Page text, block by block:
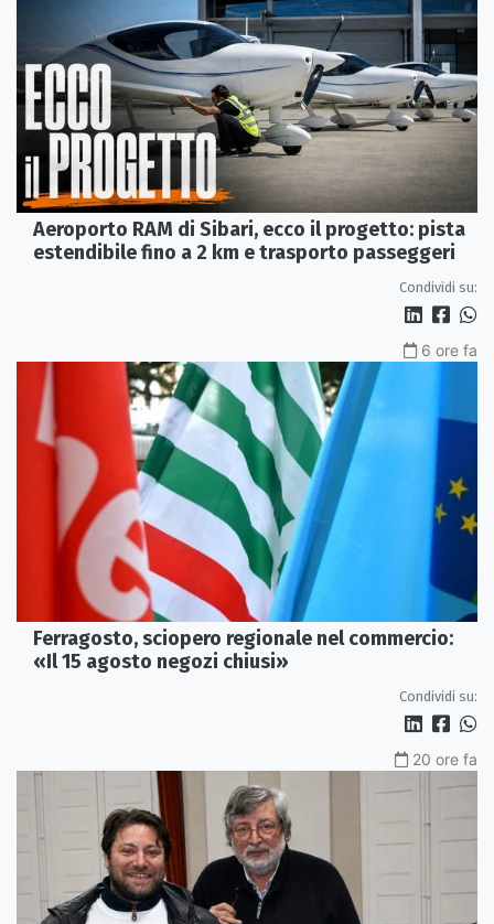
Aeroporto RAM di Sibari, ecco il progetto: pista
estendibile fino a 2 km e trasporto passeggeri
Condividi su:
6 ore fa
Ferragosto, sciopero regionale nel commercio:
«Il 15 agosto negozi chiusi»
Condividi su:
20 ore fa